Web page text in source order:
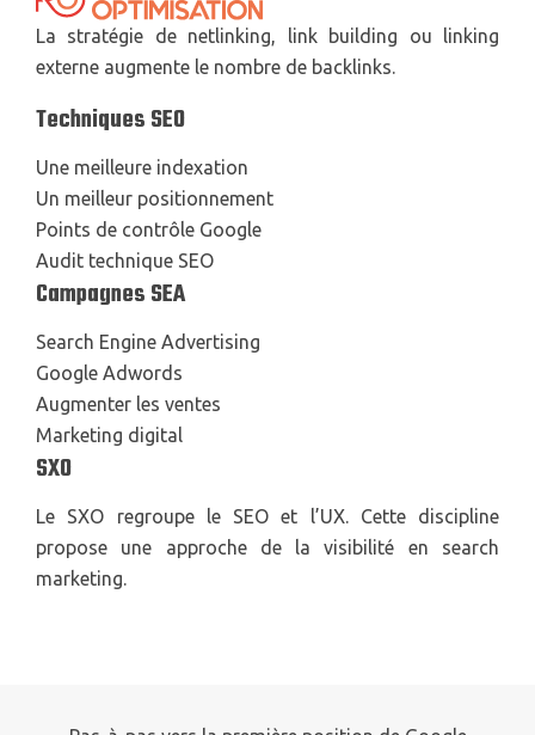
La stratégie de netlinking, link building ou linking
externe augmente le nombre de backlinks.
Techniques SEO
Une meilleure indexation
Un meilleur positionnement
Points de contrôle Google
Audit technique SEO
Campagnes SEA
Search Engine Advertising
Google Adwords
Augmenter les ventes
Marketing digital
SXO
Le SXO regroupe le SEO et l’UX. Cette discipline
propose une approche de la visibilité en search
marketing.